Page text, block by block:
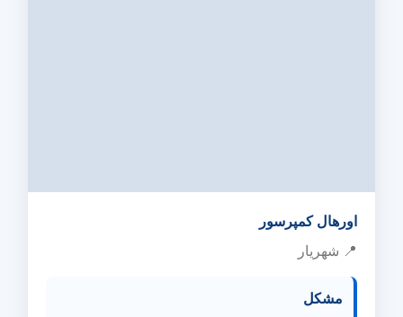
اورهال کمپرسور
📍 شهریار
مشکل